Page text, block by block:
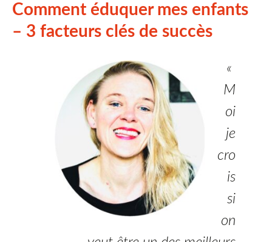
Comment éduquer mes enfants
– 3 facteurs clés de succès
«
M
oi
je
cro
is
si
on